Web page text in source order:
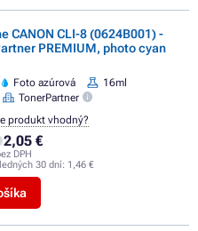
CANON CLI-8 (0624B001) -
PREMIUM, photo cyan
Foto azúrová
16ml
TonerPartner
2,05 €
DPH
30 dní: 1,46 €
produkt vhodný?